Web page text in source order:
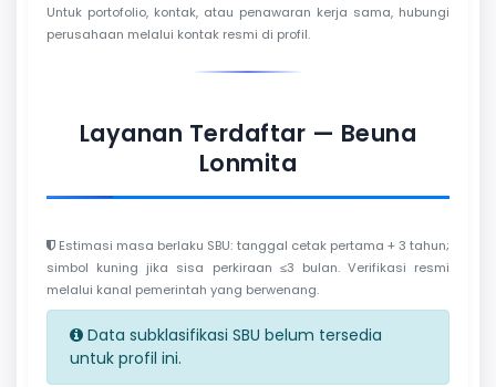
Untuk portofolio, kontak, atau penawaran kerja sama, hubungi
perusahaan melalui kontak resmi di profil.
Layanan Terdaftar — Beuna
Lonmita
Estimasi masa berlaku SBU: tanggal cetak pertama + 3 tahun;
simbol kuning jika sisa perkiraan ≤3 bulan. Verifikasi resmi
melalui kanal pemerintah yang berwenang.
Data subklasifikasi SBU belum tersedia
untuk profil ini.